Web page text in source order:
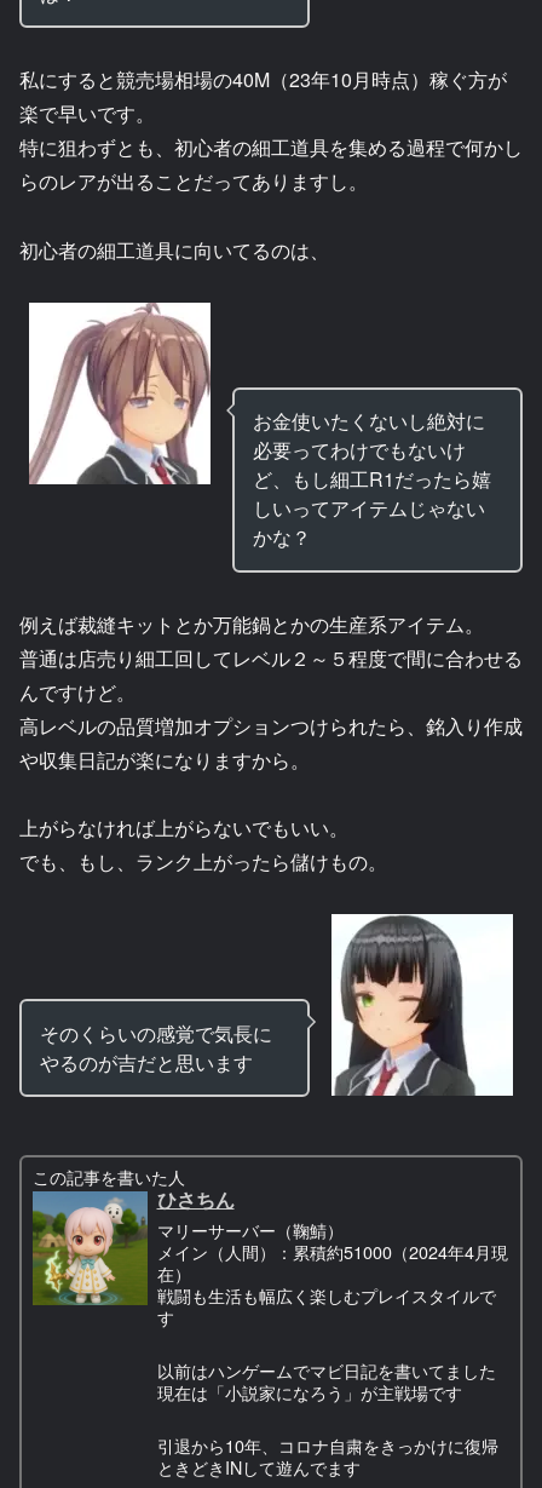
私にすると競売場相場の40M（23年10月時点）稼ぐ方が
楽で早いです。
特に狙わずとも、初心者の細工道具を集める過程で何かし
らのレアが出ることだってありますし。
初心者の細工道具に向いてるのは、
お金使いたくないし絶対に
必要ってわけでもないけ
ど、もし細工R1だったら嬉
しいってアイテムじゃない
かな？
例えば裁縫キットとか万能鍋とかの生産系アイテム。
普通は店売り細工回してレベル２～５程度で間に合わせる
んですけど。
高レベルの品質増加オプションつけられたら、銘入り作成
や収集日記が楽になりますから。
上がらなければ上がらないでもいい。
でも、もし、ランク上がったら儲けもの。
そのくらいの感覚で気長に
やるのが吉だと思います
この記事を書いた人
ひさちん
マリーサーバー（鞠鯖）
メイン（人間）：累積約51000（2024年4月現
在）
戦闘も生活も幅広く楽しむプレイスタイルで
す
以前はハンゲームでマビ日記を書いてました
現在は「小説家になろう」が主戦場です
引退から10年、コロナ自粛をきっかけに復帰
ときどきINして遊んでます